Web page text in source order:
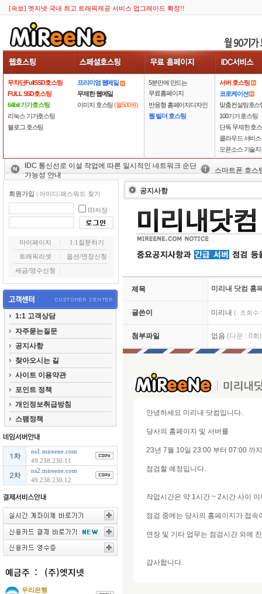
[속보] 엣지넷 국내 최고 트래픽제공 서비스 업그레이드 확정!!
무차단FullSSD호스팅
FULL SSD호스팅
64bit 기가호스팅
리눅스 기가호스팅
블로그 호스팅
프리미엄 웹메일
무제한 웹메일
이미지 호스팅(월500원)
5분만에 만드는
무료홈페이지
반응형 홈페이지디자인
웹 빌더 호스팅
서버 호스팅
코로케이션
맞춤컨설팅호스
100기가 호스팅
단독 무제한 호
클라우드 서비스
오픈소스 기술
IDC 통신선로 이설 작업에 따른 일시적인 네트워크 순단
가능성 안내
스마트폰 호스
회원가입 | 아이디/패스워드 찾기
ID저장
마이페이지
1:1질문하기
트래픽리셋
옵션/연장신청
세금/영수신청
1:1 고객상담
자주묻는질문
공지사항
찾아오시는 길
사이트 이용약관
포인트 정책
개인정보취급방침
스팸정책
ns1.mireene.com
49.238.230.11
ns2.mireene.com
49.238.230.12
우리은행
공지사항
제목 미리내 닷컴 홈
글쓴이 미리내 ( 조회수
첨부파일 없음 (다운 : 0회)
안녕하세요 미리내 닷컴입니다.
당사의 홈페이지 및 서버를
23년 7월 10일 23:00 부터 07:00 까
점검할 예정입니다.
작업시간은 약 1시간 ~ 2시간 사이 이
점검 중에는 당사의 홈페이지가 접속
연장 및 기타 업무는 점검시간 외에
감사합니다.